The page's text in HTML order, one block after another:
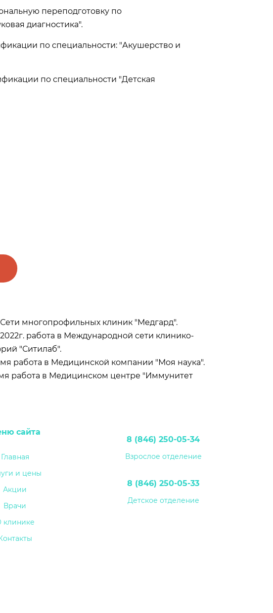
переподготовку по
диагностика".
по специальности: "Акушерство и
по специальности "Детская
Сети многопрофильных клиник "Медгард".
работа в Международной сети клинико-
"Ситилаб".
работа в Медицинской компании "Моя наука".
работа в Медицинском центре "Иммунитет
сайта
Главная
и цены
Акции
Врачи
клинике
8 (846) 250-05-34
Взрослое отделение
8 (846) 250-05-33
Детское отделение